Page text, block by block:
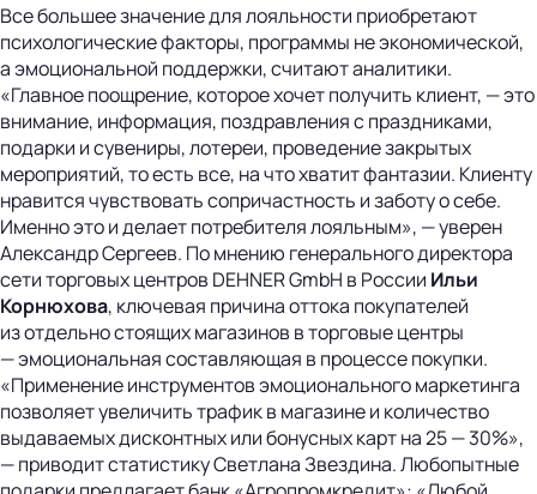
Все большее значение для лояльности приобретают
психологические факторы, программы не экономической,
а эмоциональной поддержки, считают аналитики.
«Главное поощрение, которое хочет получить клиент, — это
внимание, информация, поздравления с праздниками,
подарки и сувениры, лотереи, проведение закрытых
мероприятий, то есть все, на что хватит фантазии. Клиенту
нравится чувствовать сопричастность и заботу о себе.
Именно это и делает потребителя лояльным», — уверен
Александр Сергеев. По мнению генерального директора
сети торговых центров DEHNER GmbH в России Ильи
Корнюхова, ключевая причина оттока покупателей
из отдельно стоящих магазинов в торговые центры
— эмоциональная составляющая в процессе покупки.
«Применение инструментов эмоционального маркетинга
позволяет увеличить трафик в магазине и количество
выдаваемых дисконтных или бонусных карт на 25 — 30%»,
— приводит статистику Светлана Звездина. Любопытные